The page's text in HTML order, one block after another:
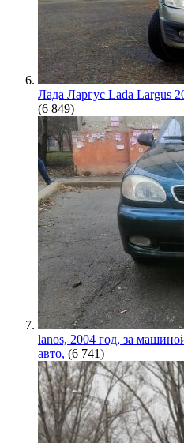
Лада Ларгус Lada Largus
(6 849)
lanos, 2004 год, за
авто, (6 741)